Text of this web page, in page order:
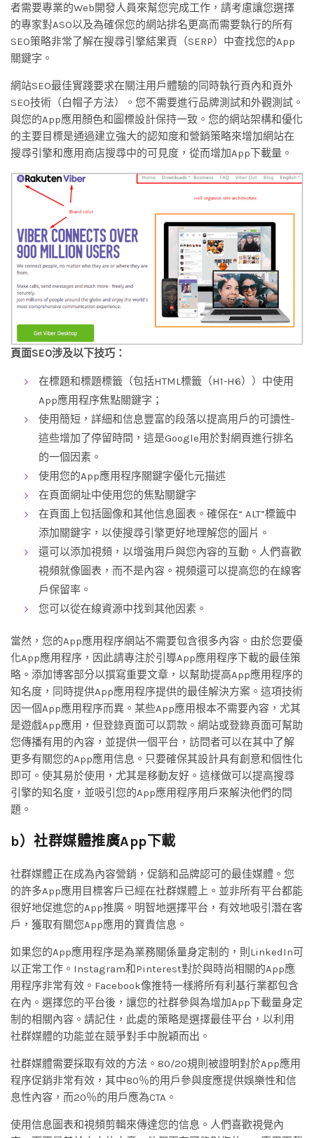
者需要專業的Web開發人員來幫您完成工作，請考慮讓您選擇
的專家對ASO以及為確保您的網站排名更高而需要執行的所有
SEO策略非常了解在搜尋引擎結果頁（SERP）中查找您的App
關鍵字。
網站SEO最佳實踐要求在關注用戶體驗的同時執行頁內和頁外
SEO技術（白帽子方法）。您不需要進行品牌測試和外觀測試。
與您的App應用顏色和圖標設計保持一致。您的網站架構和優化
的主要目標是通過建立強大的認知度和營銷策略來增加網站在
搜尋引擎和應用商店搜尋中的可見度，從而增加App下載量。
頁面SEO涉及以下技巧：
在標題和標題標籤（包括HTML標籤（H1-H6））中使用
App應用程序焦點關鍵字；
使用簡短，詳細和信息豐富的段落以提高用戶的可讀性-
這些增加了停留時間，這是Google用於對網頁進行排名
的一個因素。
使用您的App應用程序關鍵字優化元描述
在頁面網址中使用您的焦點關鍵字
在頁面上包括圖像和其他信息圖表。確保在“ ALT”標籤中
添加關鍵字，以使搜尋引擎更好地理解您的圖片。
還可以添加視頻，以增強用戶與您內容的互動。人們喜歡
視頻就像圖表，而不是內容。視頻還可以提高您的在線客
戶保留率。
您可以從在線資源中找到其他因素。
當然，您的App應用程序網站不需要包含很多內容。由於您要優
化App應用程序，因此請專注於引導App應用程序下載的最佳策
略。添加博客部分以撰寫重要文章，以幫助提高App應用程序的
知名度，同時提供App應用程序提供的最佳解決方案。這項技術
因一個App應用程序而異。某些App應用根本不需要內容，尤其
是遊戲App應用，但登錄頁面可以罰款。網站或登錄頁面可幫助
您傳播有用的內容，並提供一個平台，訪問者可以在其中了解
更多有關您的App應用信息。只要確保其設計具有創意和個性化
即可。使其易於使用，尤其是移動友好。這樣做可以提高搜尋
引擎的知名度，並吸引您的App應用程序用戶來解決他們的問
題。
b）社群媒體推廣App下載
社群媒體正在成為內容營銷，促銷和品牌認可的最佳媒體。您
的許多App應用目標客戶已經在社群媒體上。並非所有平台都能
很好地促進您的App推廣。明智地選擇平台，有效地吸引潛在客
戶，獲取有關您App應用的寶貴信息。
如果您的App應用程序是為業務關係量身定制的，則LinkedIn可
以正常工作。Instagram和Pinterest對於與時尚相關的App應
用程序非常有效。Facebook像推特一樣將所有利基行業都包含
在內。選擇您的平台後，讓您的社群參與為增加App下載量身定
制的相關內容。請記住，此處的策略是選擇最佳平台，以利用
社群媒體的功能並在競爭對手中脫穎而出。
社群媒體需要採取有效的方法。80/20規則被證明對於App應用
程序促銷非常有效，其中80％的用戶參與度應提供娛樂性和信
息性內容，而20％的用戶應為CTA。
使用信息圖表和視頻剪輯來傳達您的信息。人們喜歡視覺內